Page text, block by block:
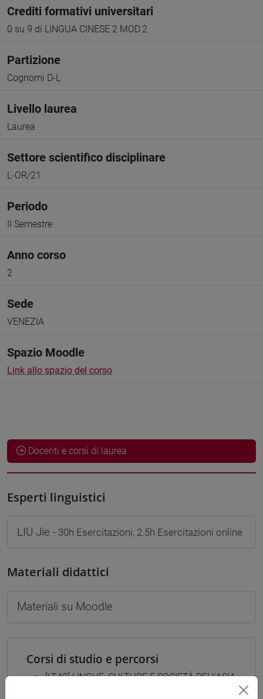
Crediti formativi universitari
0 su 9 di LINGUA CINESE 2 MOD.2
Partizione
Cognomi D-L
Livello laurea
Laurea
Settore scientifico disciplinare
L-OR/21
Periodo
II Semestre
Anno corso
2
Sede
VENEZIA
Spazio Moodle
Link allo spazio del corso
Docenti e corsi di laurea
Esperti linguistici
LIU Jie - 30h Esercitazioni, 2.5h Esercitazioni online
Materiali didattici
Materiali su Moodle
Corsi di studio e percorsi
[LT40] LINGUE, CULTURE E SOCIETÀ DELL'ASIA